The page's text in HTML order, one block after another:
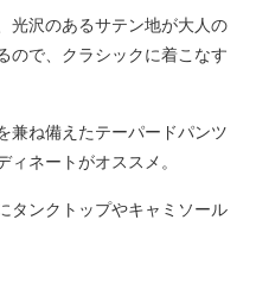
光沢のあるサテン地が大人の
ので、クラシックに着こなす
兼ね備えたテーパードパンツ
ネートがオススメ。
タンクトップやキャミソール